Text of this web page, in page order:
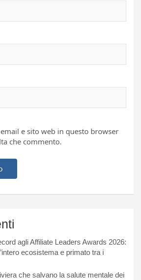
e sito web in questo browser
che commento.
agli Affiliate Leaders Awards 2026:
ecosistema e primato tra i
che salvano la salute mentale dei